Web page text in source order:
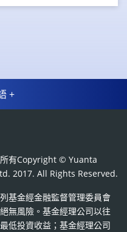
+
所有Copyright © Yuanta
2017. All Rights Reserved.
基金經金融監督管理委員會
無風險。基金經理公司以往
低投資收益；基金經理公司